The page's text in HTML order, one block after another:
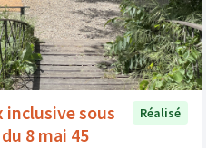
inclusive sous
8 mai 45
Réalisé